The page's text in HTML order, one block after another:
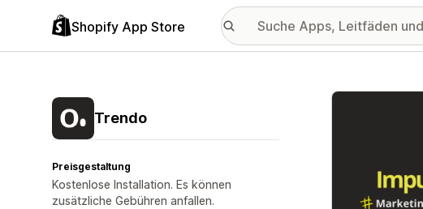
Shopify App Store
Trendo
Preisgestaltung
Kostenlose Installation. Es können
zusätzliche Gebühren anfallen.
Vorgestellte